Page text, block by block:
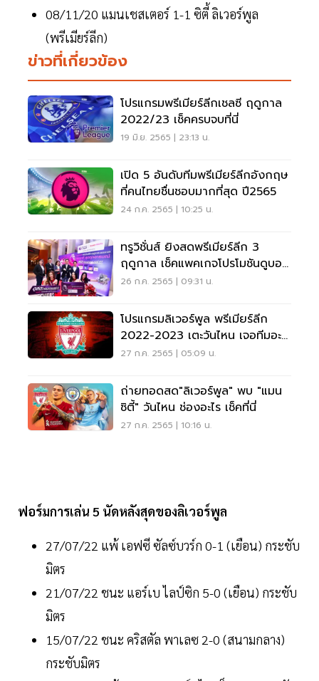
08/11/20 แมนเชสเตอร์ 1-1 ซิตี้ ลิเวอร์พูล
(พรีเมียร์ลีก)
ข่าวที่เกี่ยวข้อง
โปรแกรมพรีเมียร์ลีกเชลซี ฤดูกาล
2022/23 เช็คครบจบที่นี่
19 มิ.ย. 2565 | 23:13 น.
เปิด 5 อันดับทีมพรีเมียร์ลีกอังกฤษ
ที่คนไทยชื่นชอบมากที่สุด ปี2565
24 ก.ค. 2565 | 10:25 น.
ทรูวิชั่นส์ ยิงสดพรีเมียร์ลีก 3
ฤดูกาล เช็คแพคเกจโปรโมชันดูบอล
สดที่นี่
26 ก.ค. 2565 | 09:31 น.
โปรแกรมลิเวอร์พูล พรีเมียร์ลีก
2022-2023 เตะวันไหน เจอทีมอะไร
เช็คเลย
27 ก.ค. 2565 | 05:09 น.
ถ่ายทอดสด"ลิเวอร์พูล" พบ "แมน
ซิตี้" วันไหน ช่องอะไร เช็คที่นี่
27 ก.ค. 2565 | 10:16 น.
ฟอร์มการเล่น 5 นัดหลังสุดของลิเวอร์พูล
27/07/22 แพ้ เอฟซี ซัลซ์บวร์ก 0-1 (เยือน) กระชับ
มิตร
21/07/22 ชนะ แอร์เบ ไลป์ซิก 5-0 (เยือน) กระชับ
มิตร
15/07/22 ชนะ คริสตัล พาเลซ 2-0 (สนามกลาง)
กระชับมิตร